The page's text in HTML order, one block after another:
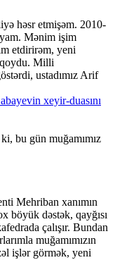
həsr etmişəm. 2010-
Mənim işim
etdirirəm, yeni
Milli
ustadımız Arif
bu gün muğamımız
Mehriban xanımın
böyük dəstək, qayğısı
çalışır. Bundan
muğamımızın
işlər görmək, yeni